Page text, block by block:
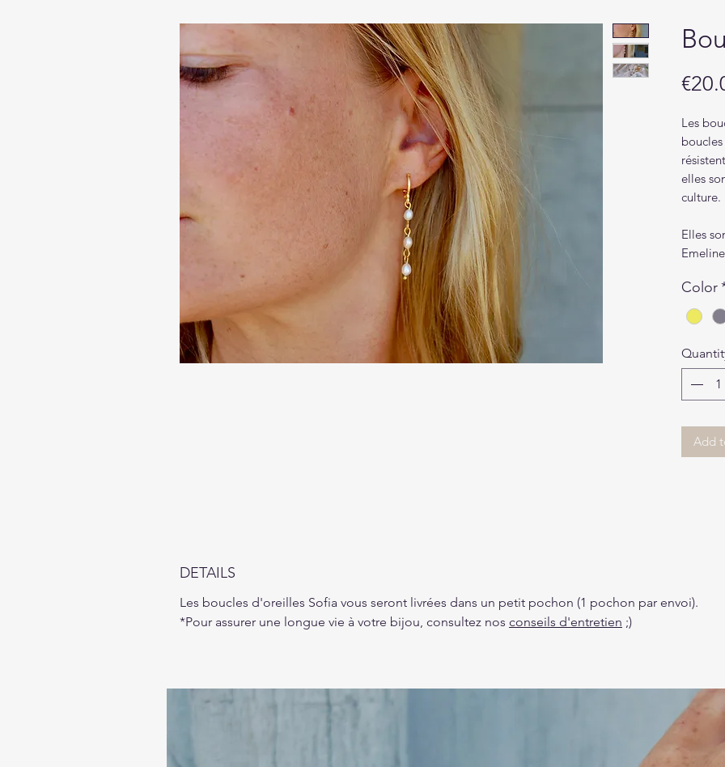
Les
elles
culture.
Elles
Color
Add
DETAILS
Les boucles d'oreilles Sofia vous seront livrées dans un petit pochon (1 pochon par envoi).
*Pour assurer une longue vie à votre bijou, consultez nos conseils d'entretien ;)